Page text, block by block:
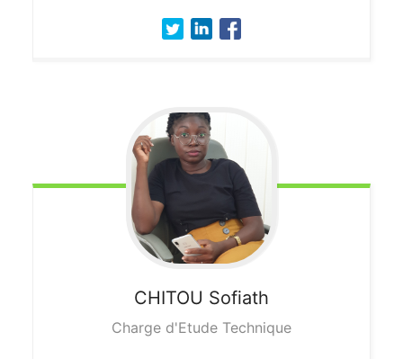
CHITOU Sofiath
Charge d'Etude Technique